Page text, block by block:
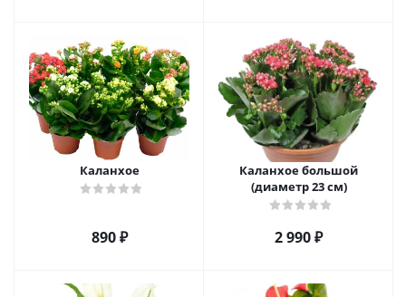
Каланхое
890₽
Каланхое большой
(диаметр 23 см)
2 990₽